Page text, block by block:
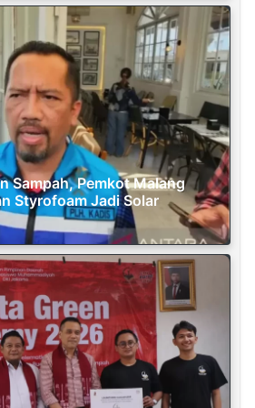
Sampah, Pemkot Malang
Styrofoam Jadi Solar